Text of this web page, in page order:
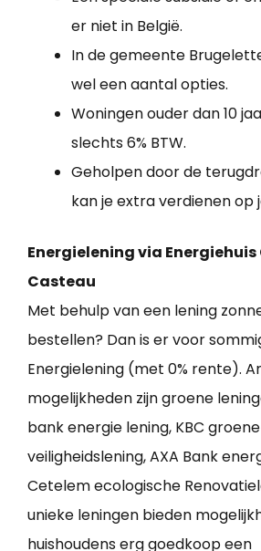
er niet in België.
In de gemeente
wel een aantal opties.
Woningen ouder dan 10
slechts 6% BTW.
Geholpen door de
kan je extra verdienen op
Energielening via
Casteau
Met behulp van een lening
bestellen? Dan is er voor
Energielening (met 0% rente).
mogelijkheden zijn groene
bank energie lening, KBC
veiligheidslening, AXA Bank
Cetelem ecologische
unieke leningen bieden
huishoudens erg goedkoop een